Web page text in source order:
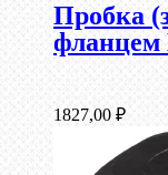
Пробка
фланцем
1827,00 ₽